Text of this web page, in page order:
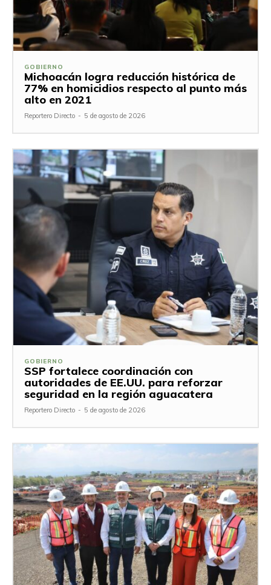
GOBIERNO
Michoacán logra reducción histórica de
77% en homicidios respecto al punto más
alto en 2021
Reportero Directo - 5 de agosto de 2026
GOBIERNO
SSP fortalece coordinación con
autoridades de EE.UU. para reforzar
seguridad en la región aguacatera
Reportero Directo - 5 de agosto de 2026